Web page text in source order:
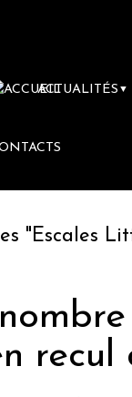
ACTUALITÉS ▼
recul